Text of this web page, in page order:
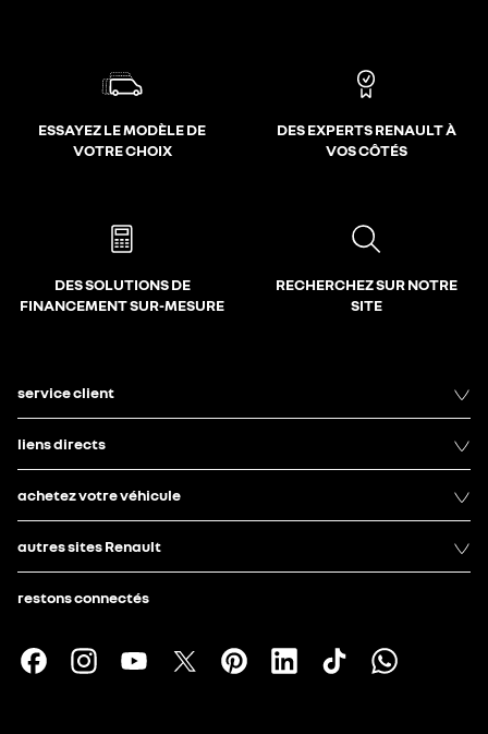
ESSAYEZ LE MODÈLE DE
VOTRE CHOIX
DES EXPERTS RENAULT À
VOS CÔTÉS
DES SOLUTIONS DE
FINANCEMENT SUR-MESURE
RECHERCHEZ SUR NOTRE
SITE
service client
liens directs
achetez votre véhicule
autres sites Renault
restons connectés